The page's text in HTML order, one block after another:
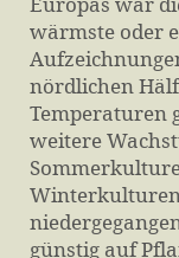
wärmste oder
nördlichen
Temperaturen
weitere
günstig auf